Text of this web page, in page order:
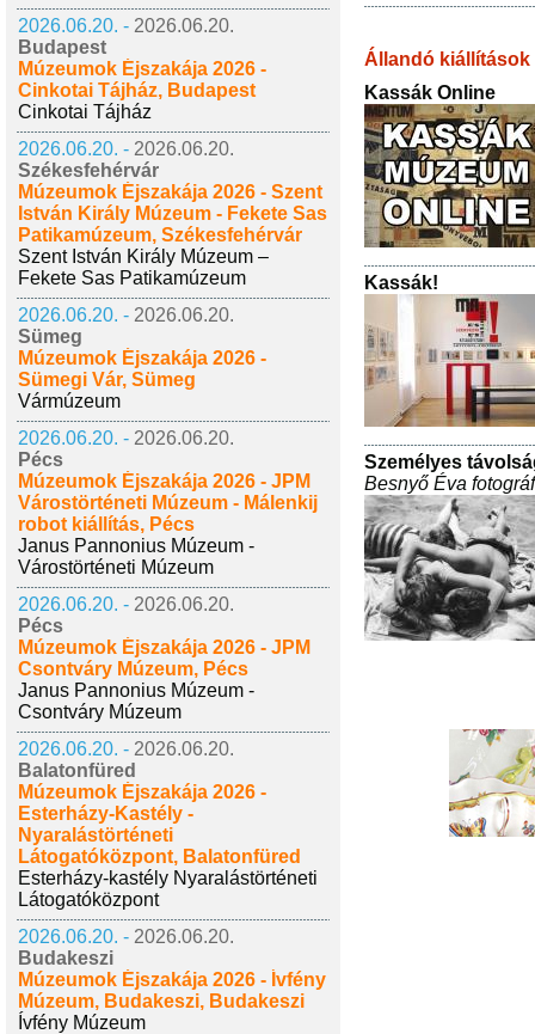
2026.06.20. - 2026.06.20.
Budapest
Múzeumok Éjszakája 2026 -
Cinkotai Tájház, Budapest
Cinkotai Tájház
2026.06.20. - 2026.06.20.
Székesfehérvár
Múzeumok Éjszakája 2026 - Szent
István Király Múzeum - Fekete Sas
Patikamúzeum, Székesfehérvár
Szent István Király Múzeum –
Fekete Sas Patikamúzeum
2026.06.20. - 2026.06.20.
Sümeg
Múzeumok Éjszakája 2026 -
Sümegi Vár, Sümeg
Vármúzeum
2026.06.20. - 2026.06.20.
Pécs
Múzeumok Éjszakája 2026 - JPM
Várostörténeti Múzeum - Málenkij
robot kiállítás, Pécs
Janus Pannonius Múzeum -
Várostörténeti Múzeum
2026.06.20. - 2026.06.20.
Pécs
Múzeumok Éjszakája 2026 - JPM
Csontváry Múzeum, Pécs
Janus Pannonius Múzeum -
Csontváry Múzeum
2026.06.20. - 2026.06.20.
Balatonfüred
Múzeumok Éjszakája 2026 -
Esterházy-Kastély -
Nyaralástörténeti
Látogatóközpont, Balatonfüred
Esterházy-kastély Nyaralástörténeti
Látogatóközpont
2026.06.20. - 2026.06.20.
Budakeszi
Múzeumok Éjszakája 2026 - Ívfény
Múzeum, Budakeszi, Budakeszi
Ívfény Múzeum
Állandó kiállítások
Kassák Online
Kassák!
Személyes
Besnyő Éva